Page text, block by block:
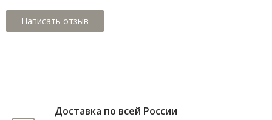
Доставка по всей России